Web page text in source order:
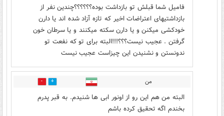
فامیل شما قبلش تو بازداشت بوده؟؟؟؟؟؟چندین نفر از
بازداشتیهای اعتراضات اخیر که تازه آزاد شده اند یا دارن
خودکشی میکنن و یا دارن سکته میکنند و یا سرطان خون
گرفتن . عجیب نیست؟؟؟!!!البته برای تو که نفعت تو
ندونستن و نشنیدن این چیزاست عجیب نیست
من 1
البته من هم این رو از اونور ابی ها شنیدم. به قبر پدرم
بخندم اگه تحقیق کرده باشم